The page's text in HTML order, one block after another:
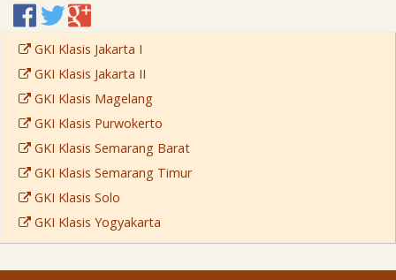
GKI Klasis Jakarta I
GKI Klasis Jakarta II
GKI Klasis Magelang
GKI Klasis Purwokerto
GKI Klasis Semarang Barat
GKI Klasis Semarang Timur
GKI Klasis Solo
GKI Klasis Yogyakarta